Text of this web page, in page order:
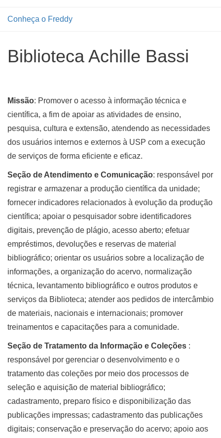
Conheça o Freddy
Biblioteca Achille Bassi
Missão: Promover o acesso à informação técnica e
científica, a fim de apoiar as atividades de ensino,
pesquisa, cultura e extensão, atendendo as necessidades
dos usuários internos e externos à USP com a execução
de serviços de forma eficiente e eficaz.
Seção de Atendimento e Comunicação: responsável por
registrar e armazenar a produção científica da unidade;
fornecer indicadores relacionados à evolução da produção
científica; apoiar o pesquisador sobre identificadores
digitais, prevenção de plágio, acesso aberto; efetuar
empréstimos, devoluções e reservas de material
bibliográfico; orientar os usuários sobre a localização de
informações, a organização do acervo, normalização
técnica, levantamento bibliográfico e outros produtos e
serviços da Biblioteca; atender aos pedidos de intercâmbio
de materiais, nacionais e internacionais; promover
treinamentos e capacitações para a comunidade.
Seção de Tratamento da Informação e Coleções :
responsável por gerenciar o desenvolvimento e o
tratamento das coleções por meio dos processos de
seleção e aquisição de material bibliográfico;
cadastramento, preparo físico e disponibilização das
publicações impressas; cadastramento das publicações
digitais; conservação e preservação do acervo; apoio aos